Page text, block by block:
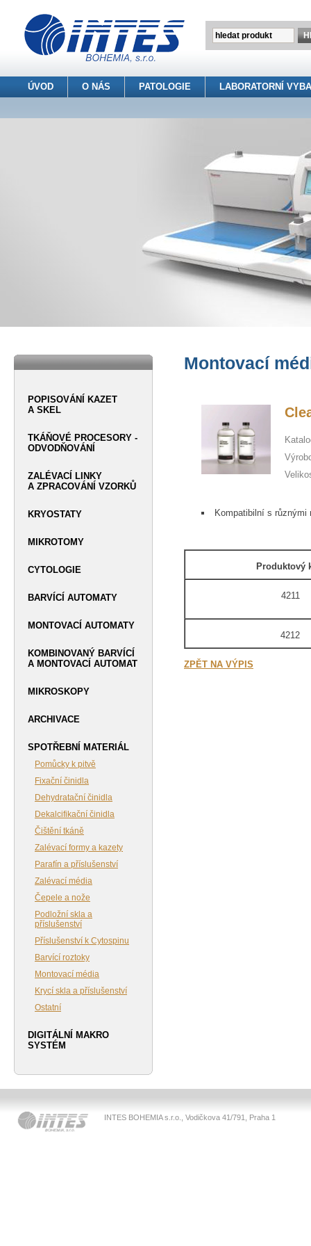
ÚVOD O NÁS PATOLOGIE LABORATORNÍ
Montovací
Kompatibilní s
Produktový
4211
4212
ZPĚT NA VÝPIS
POPISOVÁNÍ KAZET
A SKEL
TKÁŇOVÉ PROCESORY -
ODVODŇOVÁNÍ
ZALÉVACÍ LINKY
A ZPRACOVÁNÍ VZORKŮ
KRYOSTATY
MIKROTOMY
CYTOLOGIE
BARVÍCÍ AUTOMATY
MONTOVACÍ AUTOMATY
KOMBINOVANÝ BARVÍCÍ
A MONTOVACÍ AUTOMAT
MIKROSKOPY
ARCHIVACE
SPOTŘEBNÍ MATERIÁL
Pomůcky k pitvě
Fixační činidla
Dehydratační činidla
Dekalcifikační činidla
Čištění tkáně
Zalévací formy a kazety
Parafín a příslušenství
Zalévací média
Čepele a nože
Podložní skla a
příslušenství
Příslušenství k Cytospinu
Barvící roztoky
Montovací média
Krycí skla a příslušenství
Ostatní
DIGITÁLNÍ MAKRO
SYSTÉM
INTES BOHEMIA s.r.o., Vodičkova 41/791, Praha 1